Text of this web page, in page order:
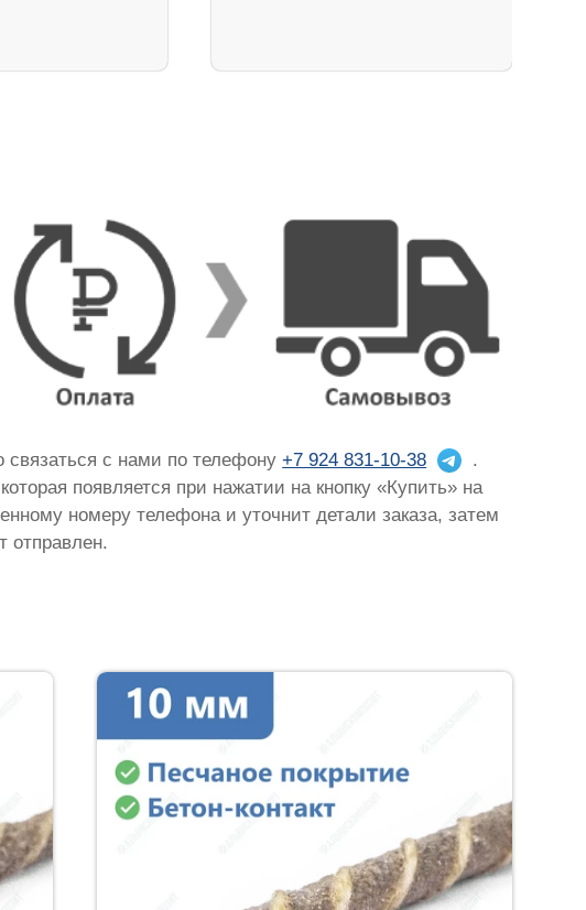
связаться с нами по телефону+7 924 831-10-38
.
появляется при нажатии на кнопку «Купить» на
номеру телефона и уточнит детали заказа, затем
отправлен.